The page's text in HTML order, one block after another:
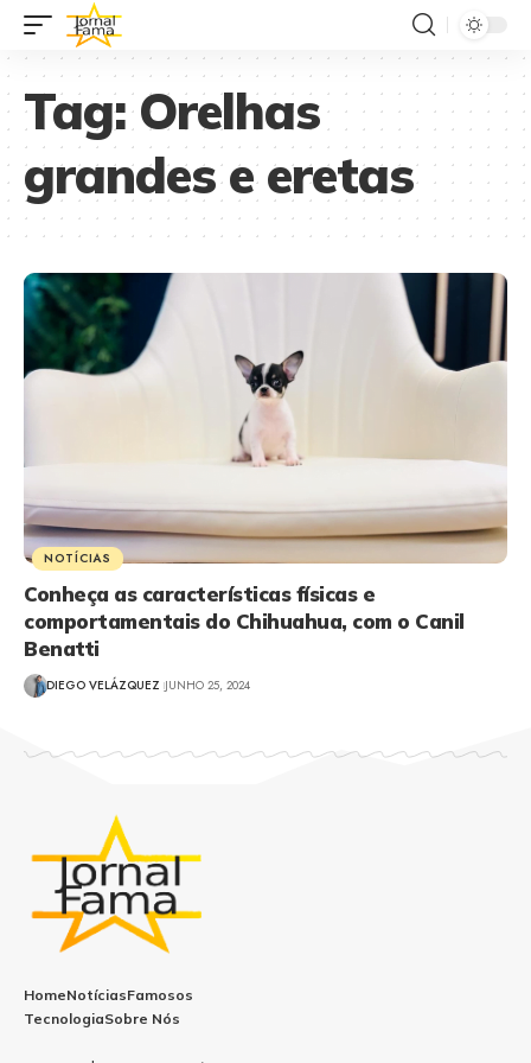
Tag:Orelhas
grandes e eretas
NOTÍCIAS
Conheça as características físicas e
comportamentais do Chihuahua, com o Canil
Benatti
DIEGO VELÁZQUEZ JUNHO 25, 2024
HomeNotíciasFamosos
TecnologiaSobre Nós